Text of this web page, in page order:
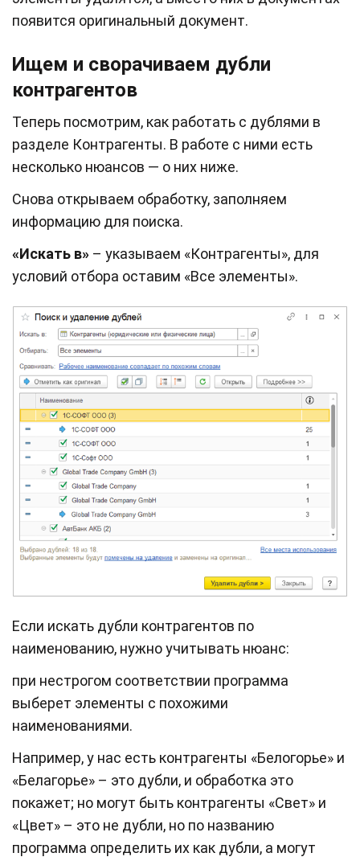
появится оригинальный документ.
Ищем и сворачиваем дубли
контрагентов
Теперь посмотрим, как работать с дублями в
разделе Контрагенты. В работе с ними есть
несколько нюансов — о них ниже.
Снова открываем обработку, заполняем
информацию для поиска.
«Искать в» – указываем «Контрагенты», для
условий отбора оставим «Все элементы».
Если искать дубли контрагентов по
наименованию, нужно учитывать нюанс:
при нестрогом соответствии программа
выберет элементы с похожими
наименованиями.
Например, у нас есть контрагенты «Белогорье» и
«Белагорье» – это дубли, и обработка это
покажет; но могут быть контрагенты «Свет» и
«Цвет» – это не дубли, но по названию
программа определить их как дубли, а могут